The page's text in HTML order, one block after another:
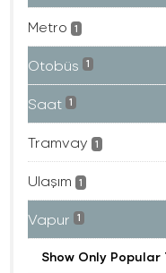
Metro 1
Otobüs 1
Saat 1
Tramvay 1
Ulaşım 1
Vapur 1
Show Only Popular